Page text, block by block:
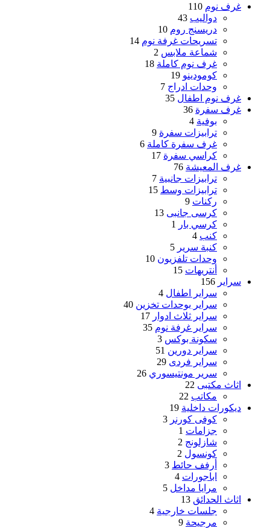
غرف نوم 110
دواليب 43
دريسنج روم 10
تسريحات غرفة نوم 14
شماعة ملابس 2
غرف نوم كاملة 18
كومودينو 19
وحدات ادراج 7
غرف نوم اطفال 35
غرف سفرة 36
بوفية 4
ترابيزات سفرة 9
غرف سفرة كاملة 6
كراسي سفرة 17
غرف المعيشة 76
ترابيزات جانبية 7
ترابيزات وسط 15
ركنات 9
كرسى جانبى 13
كرسي بار
1
كنب 4
كنبة سرير 5
وحدات تلفزيون 10
أنتريهات 15
سراير 156
سراير اطفال 4
سراير بوحدات تخزين 40
سراير ثلاث ادوار 17
سراير غرفة نوم 35
سكونة بوكس 3
سراير دورين 51
سراير فردى 29
سرير مونتيسوري 26
اثاث مكتبى 22
مكاتب 22
ديكورات داخلية 19
كوفى كورنر 3
جزامات 1
شازلونج 2
كونسول 2
أرفف حائط 3
اباجورات 4
مرايا مداخل 5
اثاث الحدائق 13
جلسات خارجية 4
مرجيحة 9